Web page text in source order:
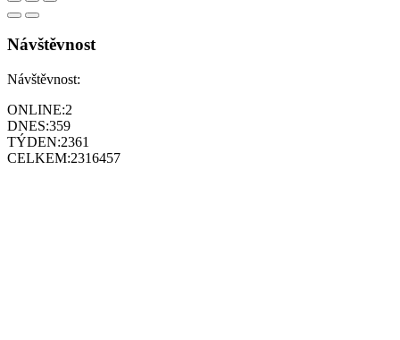
Návštěvnost
Návštěvnost:
ONLINE:2
DNES:359
TÝDEN:2361
CELKEM:2316457